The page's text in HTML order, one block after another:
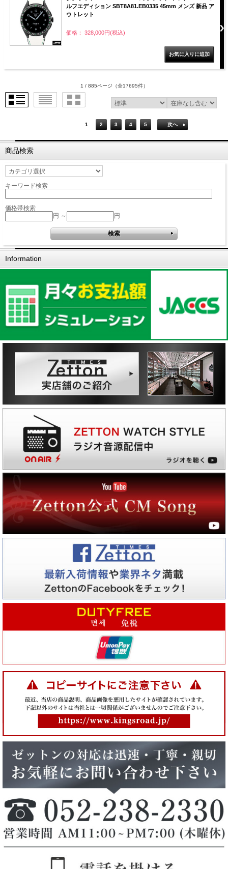
ルフエディション SBT8A81.EB0335 45mm メンズ 新品 ア
ウトレット
価格： 328,000円(税込)
1 / 885ページ （全17695件）
1 2 3 4 5 次へ
商品検索
キーワード検索
価格帯検索
円 ～
円
Information